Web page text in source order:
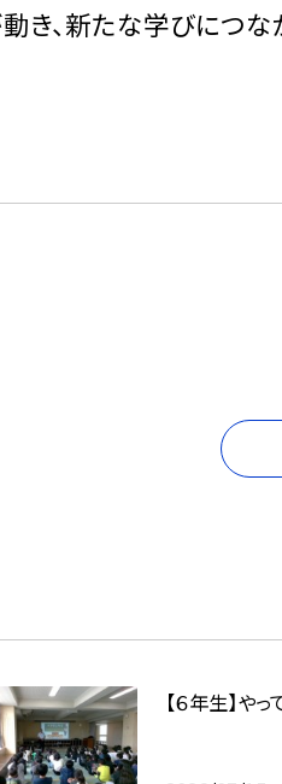
き、新たな学びにつな
【６年生】や